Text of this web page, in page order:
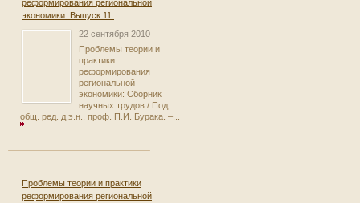
реформирования региональной
экономики. Выпуск 11.
22 сентября 2010
Проблемы теории и
практики
реформирования
региональной
экономики: Сборник
научных трудов / Под
общ. ред. д.э.н., проф. П.И. Бурака. –...
Проблемы теории и практики
реформирования региональной